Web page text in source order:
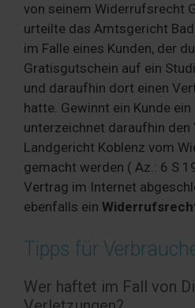
von seinem Widerrufsrecht
urteilte das Amtsgericht
im Falle eines Kunden, der
Gratisgutschein auf ein
und daraufhin dort einen
hatte. Gewinnt ein Kunde
unterzeichnet daraufhin den
Landgericht Koblenz vom
gemacht werden ( Az.: 6 S
Vertrag im Internet
ebenfalls ein
Tipps für
Wer haftet im Fall von